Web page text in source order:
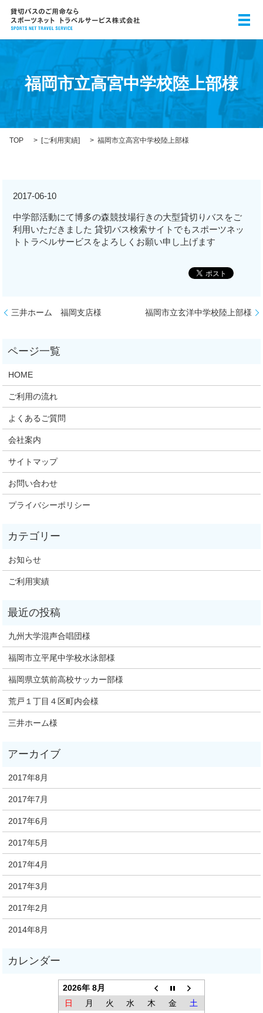
メ
福岡市立高宮中学校陸上部様
TOP [ご利用実績] 福岡市立高宮中学校陸上部様
2017-06-10
中学部活動にて博多の森競技場行きの大型貸切りバスをご
利用いただきました 貸切バス検索サイトでもスポーツネッ
トトラベルサービスをよろしくお願い申し上げます
三井ホーム 福岡支店様 福岡市立玄洋中学校陸上部様
HOME
ご利用の流れ
よくあるご質問
会社案内
サイトマップ
お問い合わせ
プライバシーポリシー
お知らせ
ご利用実績
九州大学混声合唱団様
福岡市立平尾中学校水泳部様
福岡県立筑前高校サッカー部様
荒戸１丁目４区町内会様
三井ホーム様
2017年8月
2017年7月
2017年6月
2017年5月
2017年4月
2017年3月
2017年2月
2014年8月
2026年 8月
日
月 火 水 木 金
土